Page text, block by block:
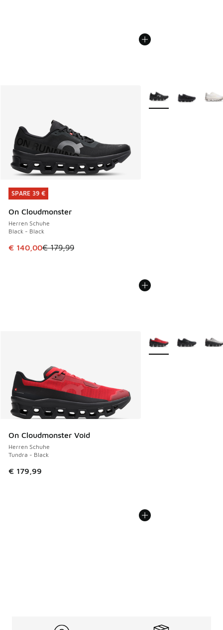
SPARE 39 €
On Cloudmonster
Herren Schuhe
Black - Black
Dieser Artikel ist im Sale. Der Preis ist von € 179,99 auf €
€ 140,00€ 179,99
SPARE 39 €
Weitere Farben
On Cloudmonster Void
Herren Schuhe
Tundra - Black
€ 179,99
Weitere Farben